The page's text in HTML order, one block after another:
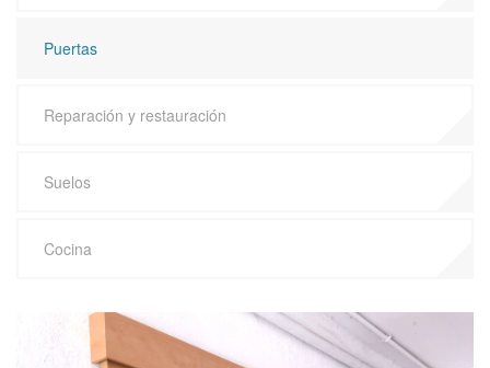
Puertas
Reparación y restauración
Suelos
Cocina